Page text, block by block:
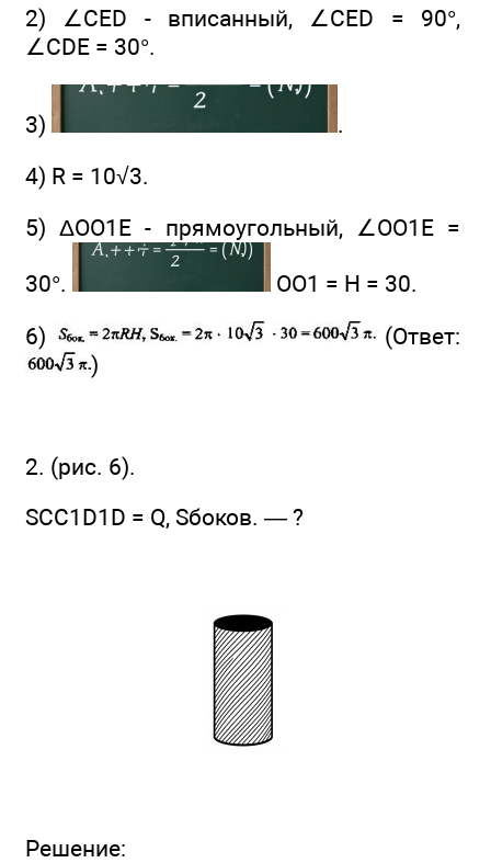
2) ∠CED - вписанный, ∠CED = 90°,
∠CDE = 30°.
3)
.
4) R = 10√3.
5) ΔОО1E - прямоугольный, ∠OO1E =
30°.
OO1 = H = 30.
6)
(Ответ:
)
2. (рис. 6).
SCC1D1D = Q, Sбоков. — ?
Решение: